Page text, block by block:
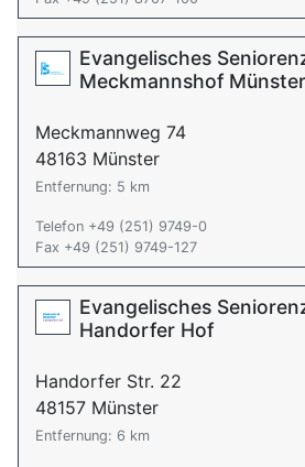
Evangelisches
Meckmannshof Münster
Meckmannweg 74
48163 Münster
Entfernung: 5 km
Telefon +49 (251) 9749-0
Fax +49 (251) 9749-127
Evangelisches
Handorfer Hof
Handorfer Str. 22
48157 Münster
Entfernung: 6 km